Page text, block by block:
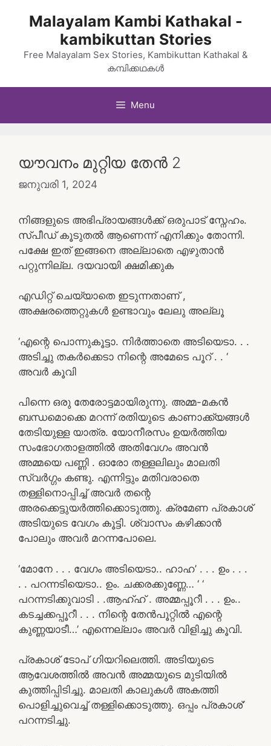
Malayalam Kambi Kathakal -
kambikuttan Stories
Free Malayalam Sex Stories, Kambikuttan Kathakal &
കമ്പിക്കഥകൾ
Menu
യൗവനം മുറ്റിയ തേൻ 2
ജനുവരി 1, 2024
നിങ്ങളുടെ അഭിപ്രായങ്ങൾക്ക് ഒരുപാട് സ്നേഹം.
സ്പീഡ് കൂടുതൽ ആണെന്ന് എനിക്കും തോന്നി.
പക്ഷേ ഇത് ഇങ്ങനെ അല്ലാതെ എഴുതാൻ
പറ്റുന്നില്ല. ദയവായി ക്ഷമിക്കുക
എഡിറ്റ് ചെയ്യാതെ ഇടുന്നതാണ് ,
അക്ഷരത്തെറ്റുകൾ ഉണ്ടാവും ലേലു അല്ലൂ
‘എന്റെ പൊന്നുകൂട്ടാ. നിർത്താതെ അടിയെടാ. . .
അടിച്ചു തകർക്കെടാ നിന്റെ അമേടെ പൂറ് . . ‘
അവർ കൂവി
പിന്നെ ഒരു തേരോട്ടമായിരുന്നു. അമ്മ-മകൻ
ബന്ധമൊക്കെ മറന്ന് രതിയുടെ കാണാക്ക്യങ്ങൾ
തേടിയുള്ള യാത്ര. യോനീരസം ഉയർത്തിയ
സംഭോഗതാളത്തിൽ അതിവേഗം അവൻ
അമ്മയെ പണ്ണി . ഓരോ തള്ളലിലും മാലതി
സ്വർഗ്ഗം കണ്ടു. എന്നിട്ടും മതിവരാതെ
തള്ളിനൊപ്പിച്ച് അവർ തന്റെ
അരക്കെട്ടുയർത്തിക്കൊടുത്തു. ക്രമേണ പ്രകാശ്
അടിയുടെ വേഗം കൂട്ടി. ശ്വാസം കഴിക്കാൻ
പോലും അവർ മറന്നപോലെ.
‘മോനേ . . . വേഗം അടിയെടാ.. ഹാഹ’ . . . ഉം . . .
. . പറന്നടിയെടാ.. ഉം. ചക്കരക്കുണ്ണേ… ‘ ‘
പറന്നടിക്കുവാടി . .ആഹ്ഹ് . അമ്മപ്പൂറീ . . . ഉം..
കടച്ചക്കപ്പൂറീ . . . നിന്റെ തേൻപൂറ്റിൽ എന്റെ
കുണ്ണയാടീ…’ എന്നെല്ലാം അവർ വിളിച്ചു കൂവി.
പ്രകാശ് ടോപ് ഗിയറിലെത്തി. അടിയുടെ
ആവേശത്തിൽ അവൻ അമ്മയുടെ മുടിയിൽ
കുത്തിപ്പിടിച്ചു. മാലതി കാലുകൾ അകത്തി
പൊളിച്ചുവെച്ച് തള്ളിക്കൊടുത്തു. ഒപ്പം പ്രകാശ്’
പറന്നടിച്ചു.